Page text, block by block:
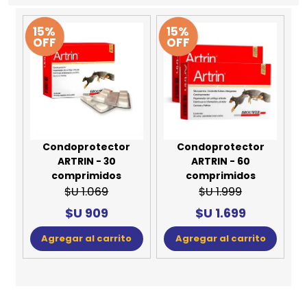
15%
OFF
Condoprotector
ARTRIN - 30
comprimidos
$U 1.069
$U 909
Agregar al carrito
15%
OFF
Condoprotector
ARTRIN - 60
comprimidos
$U 1.999
$U 1.699
Agregar al carrito